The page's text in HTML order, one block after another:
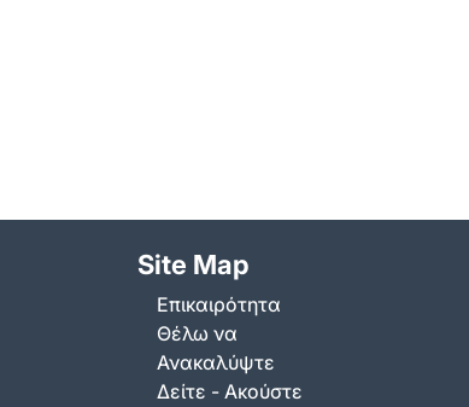
Site Map
Επικαιρότητα
Θέλω να
Ανακαλύψτε
Δείτε - Ακούστε